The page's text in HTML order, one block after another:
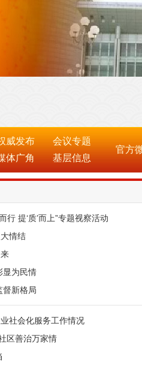
威发布
会议专题
体广角 基层信息
官方
行 提‘质’而上”专题视察活动
情结
显为民情
督新格局
社会化服务工作情况
区善治万家情